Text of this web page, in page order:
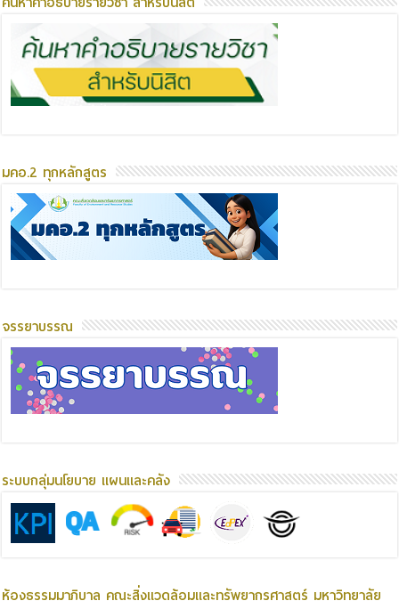
มคอ.2 ทุกหลักสูตร
จรรยาบรรณ
ระบบกลุ่มนโยบาย แผนและคลัง
ห้องธรรมมาภิบาล คณะสิ่งแวดล้อมและทรัพยากรศาสตร์ มหาวิทยาลัย